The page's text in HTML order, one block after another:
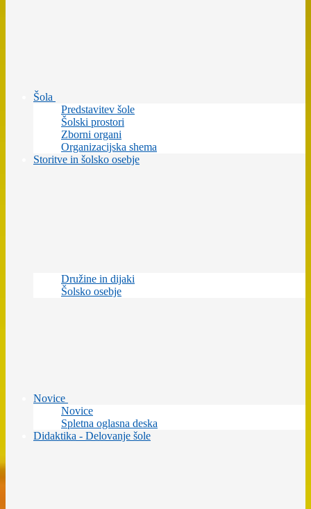
Šola
Predstavitev šole
Šolski prostori
Zborni organi
Organizacijska shema
Storitve in šolsko osebje
Družine in dijaki
Šolsko osebje
Novice
Novice
Spletna oglasna deska
Didaktika - Delovanje šole